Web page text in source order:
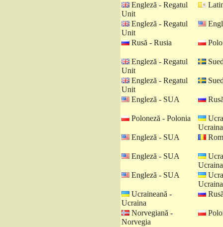
Engleză - Regatul
Unit
Engleză - Regatul
Unit
Rusă - Rusia
Engleză - Regatul
Unit
Engleză - Regatul
Unit
Engleză - SUA
Poloneză - Polonia
Ucraina
Engleză - SUA
Engleză - SUA
Ucraina
Engleză - SUA
Ucraina
Ucraineană -
Ucraina
Norvegiană -
Norvegia